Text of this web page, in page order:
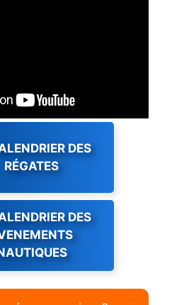
DES
RÉGATES
DES